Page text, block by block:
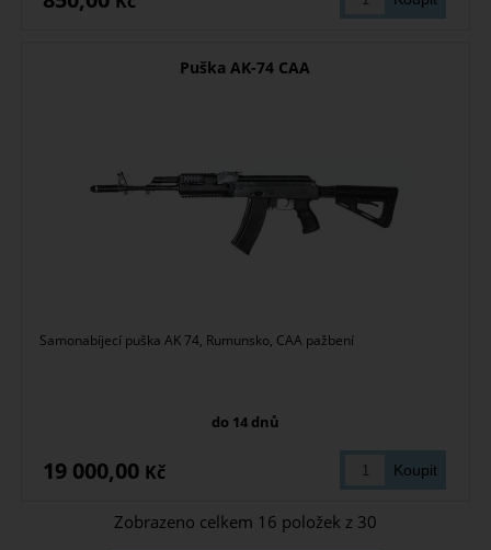
Puška AK-74 CAA
Samonabíjecí puška AK 74, Rumunsko, CAA pažbení
do 14 dnů
19 000,00 Kč
Zobrazeno celkem 16 položek z 30